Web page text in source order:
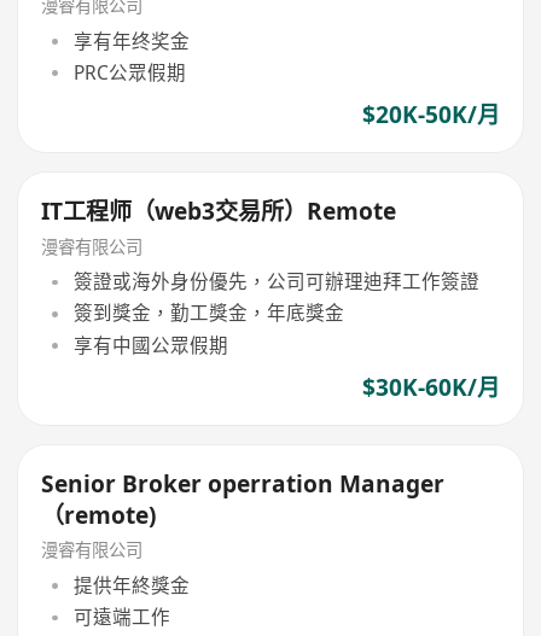
漫睿有限公司
享有年终奖金
PRC公眾假期
$20K-50K/月
IT工程师（web3交易所）Remote
漫睿有限公司
簽證或海外身份優先，公司可辦理迪拜工作簽證
簽到獎金，勤工獎金，年底獎金
享有中國公眾假期
$30K-60K/月
Senior Broker operration Manager
（remote)
漫睿有限公司
提供年終獎金
可遠端工作